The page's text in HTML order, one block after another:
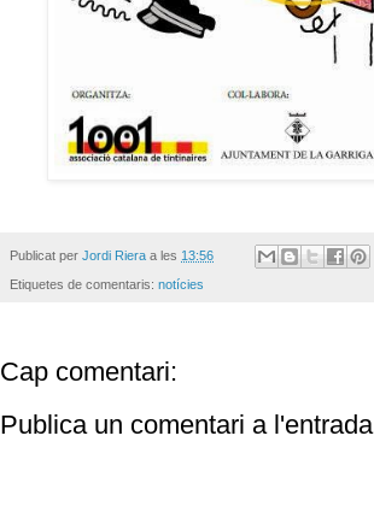
Publicat per Jordi Riera a les 13:56
Etiquetes de comentaris: notícies
Cap comentari:
Publica un comentari a l'entrada